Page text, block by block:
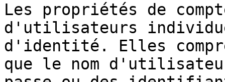
Les propriétés de
d'utilisateurs
d'identité. Elles
que le nom